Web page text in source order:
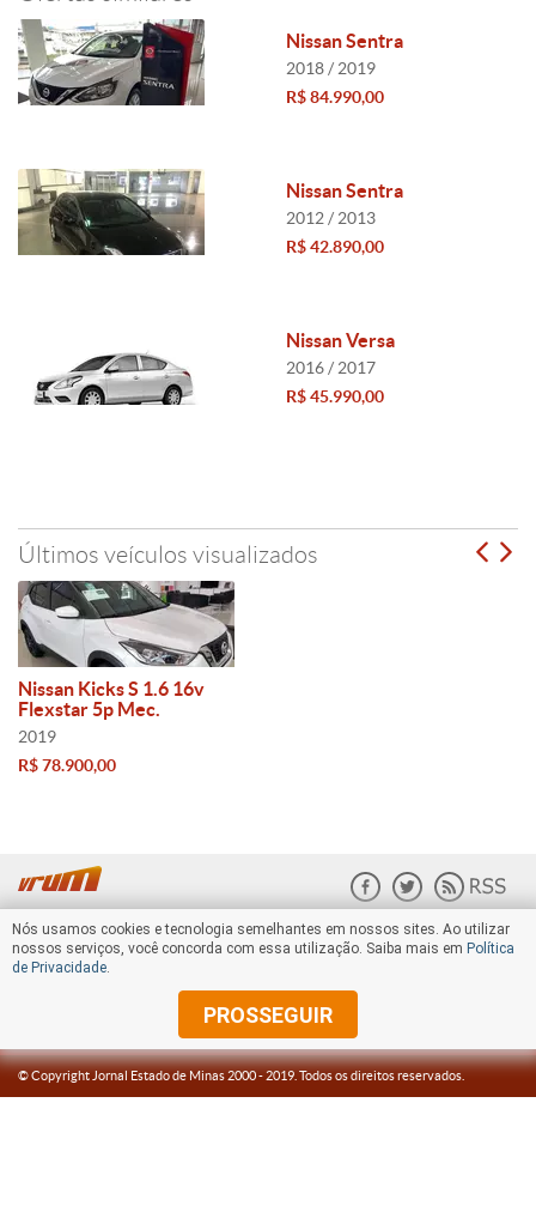
Nissan Sentra
2018 / 2019
R$ 84.990,00
Nissan Sentra
2012 / 2013
R$ 42.890,00
Nissan Versa
2016 / 2017
R$ 45.990,00
Últimos veículos visualizados
Nissan Kicks S 1.6 16v
Flexstar 5p Mec.
2019
R$ 78.900,00
© Copyright Jornal Estado de Minas 2000 -2019. Todos os direitos reservados.
Nós usamos cookies e tecnologia semelhantes em nossos sites. Ao utilizar
nossos serviços, você concorda com essa utilização. Saiba mais em Política
de Privacidade.
PROSSEGUIR